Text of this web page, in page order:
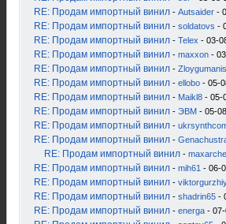
RE: Продам импортный винил - Autsaider -
RE: Продам импортный винил - soldatovs -
RE: Продам импортный винил - Telex - 03-
RE: Продам импортный винил - maxxon -
RE: Продам импортный винил -
RE: Продам импортный винил - ellobo - 05-
RE: Продам импортный винил - Maikl8 - 05-
RE: Продам импортный винил - ЭВМ - 05-
RE: Продам импортный винил -
RE: Продам импортный винил -
RE: Продам импортный винил -
RE: Продам импортный винил - mih61 - 06-
RE: Продам импортный винил -
RE: Продам импортный винил - shadrin65 -
RE: Продам импортный винил - energa -